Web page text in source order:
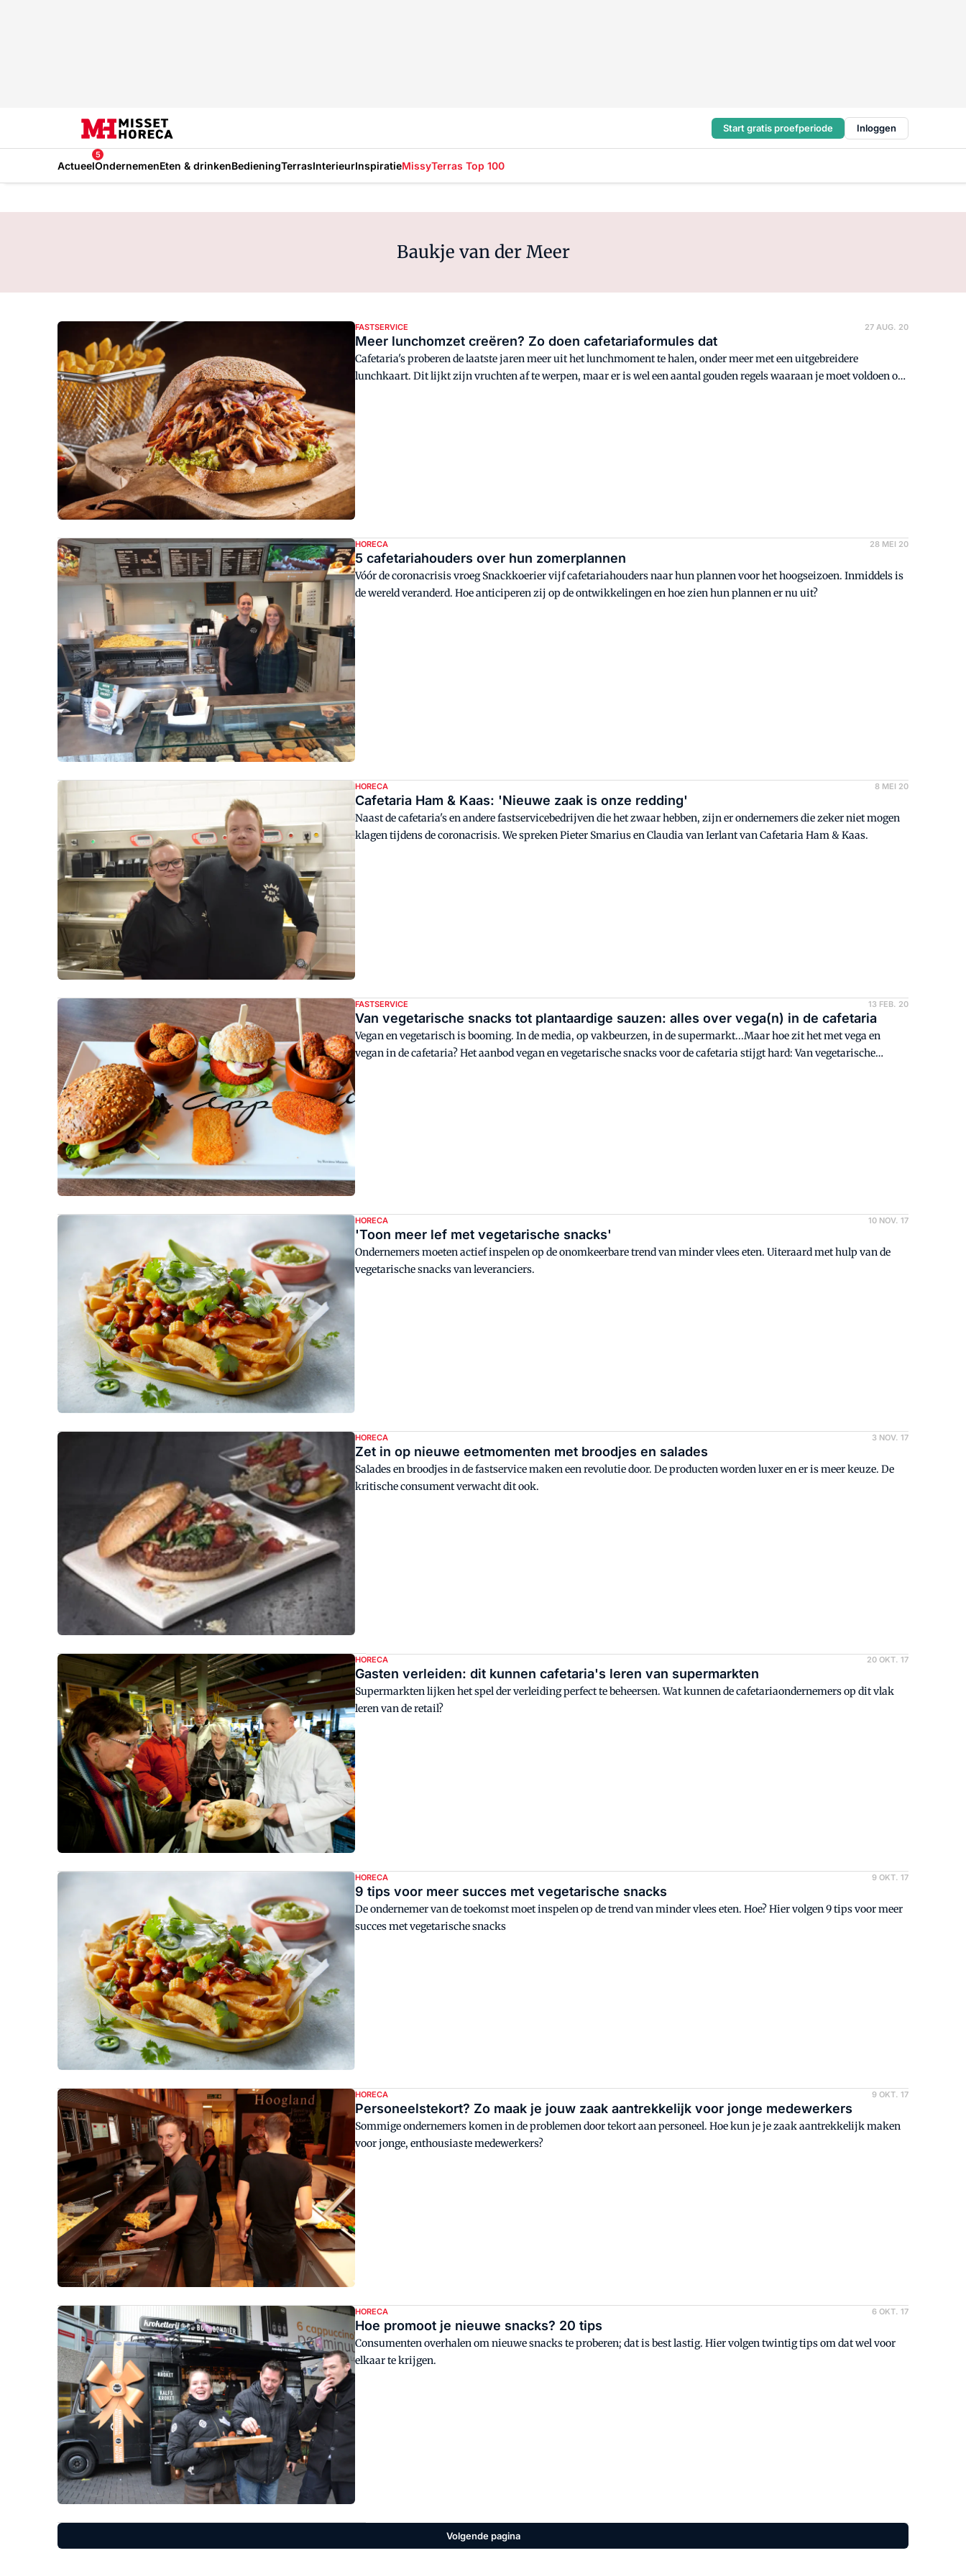
Start gratis proefperiode Inloggen
Actueel
5
OndernemenEten & drinkenBedieningTerrasInterieurInspiratieMissyTerras Top 100
Baukje van der Meer
FASTSERVICE 27 AUG. 20
Meer lunchomzet creëren? Zo doen cafetariaformules dat
Cafetaria's proberen de laatste jaren meer uit het lunchmoment te halen, onder meer met een uitgebreidere
lunchkaart. Dit lijkt zijn vruchten af te werpen, maar er is wel een aantal gouden regels waaraan je moet voldoen om
HORECA 28 MEI 20
5 cafetariahouders over hun zomerplannen
Vóór de coronacrisis vroeg Snackkoerier vijf cafetariahouders naar hun plannen voor het hoogseizoen. Inmiddels is
de wereld veranderd. Hoe anticiperen zij op de ontwikkelingen en hoe zien hun plannen er nu uit?
HORECA 8 MEI 20
Cafetaria Ham & Kaas: 'Nieuwe zaak is onze redding'
Naast de cafetaria's en andere fastservicebedrijven die het zwaar hebben, zijn er ondernemers die zeker niet mogen
klagen tijdens de coronacrisis. We spreken Pieter Smarius en Claudia van Ierlant van Cafetaria Ham & Kaas.
FASTSERVICE 13 FEB. 20
Van vegetarische snacks tot plantaardige sauzen: alles over vega(n) in de cafetaria
Vegan en vegetarisch is booming. In de media, op vakbeurzen, in de supermarkt...Maar hoe zit het met vega en
vegan in de cafetaria? Het aanbod vegan en vegetarische snacks voor de cafetaria stijgt hard: Van vegetarische
HORECA 10 NOV. 17
'Toon meer lef met vegetarische snacks'
Ondernemers moeten actief inspelen op de onomkeerbare trend van minder vlees eten. Uiteraard met hulp van de
vegetarische snacks van leveranciers.
HORECA 3 NOV. 17
Zet in op nieuwe eetmomenten met broodjes en salades
Salades en broodjes in de fastservice maken een revolutie door. De producten worden luxer en er is meer keuze. De
kritische consument verwacht dit ook.
HORECA 20 OKT. 17
Gasten verleiden: dit kunnen cafetaria's leren van supermarkten
Supermarkten lijken het spel der verleiding perfect te beheersen. Wat kunnen de cafetariaondernemers op dit vlak
leren van de retail?
HORECA 9 OKT. 17
9 tips voor meer succes met vegetarische snacks
De ondernemer van de toekomst moet inspelen op de trend van minder vlees eten. Hoe? Hier volgen 9 tips voor meer
succes met vegetarische snacks
HORECA 9 OKT. 17
Personeelstekort? Zo maak je jouw zaak aantrekkelijk voor jonge medewerkers
Sommige ondernemers komen in de problemen door tekort aan personeel. Hoe kun je je zaak aantrekkelijk maken
voor jonge, enthousiaste medewerkers?
HORECA 6 OKT. 17
Hoe promoot je nieuwe snacks? 20 tips
Consumenten overhalen om nieuwe snacks te proberen; dat is best lastig. Hier volgen twintig tips om dat wel voor
elkaar te krijgen.
Volgende pagina